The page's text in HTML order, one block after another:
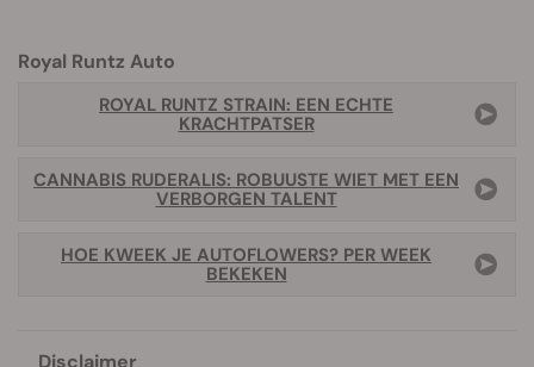
Royal Runtz Auto
ROYAL RUNTZ STRAIN: EEN ECHTE
KRACHTPATSER
CANNABIS RUDERALIS: ROBUUSTE WIET MET EEN
VERBORGEN TALENT
HOE KWEEK JE AUTOFLOWERS? PER WEEK
BEKEKEN
Disclaimer